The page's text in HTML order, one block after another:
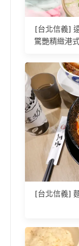
[台北信義]
驚艷精緻港
[台北信義]